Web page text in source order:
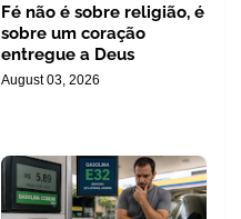
Fé não é sobre religião, é
sobre um coração
entregue a Deus
August 03, 2026